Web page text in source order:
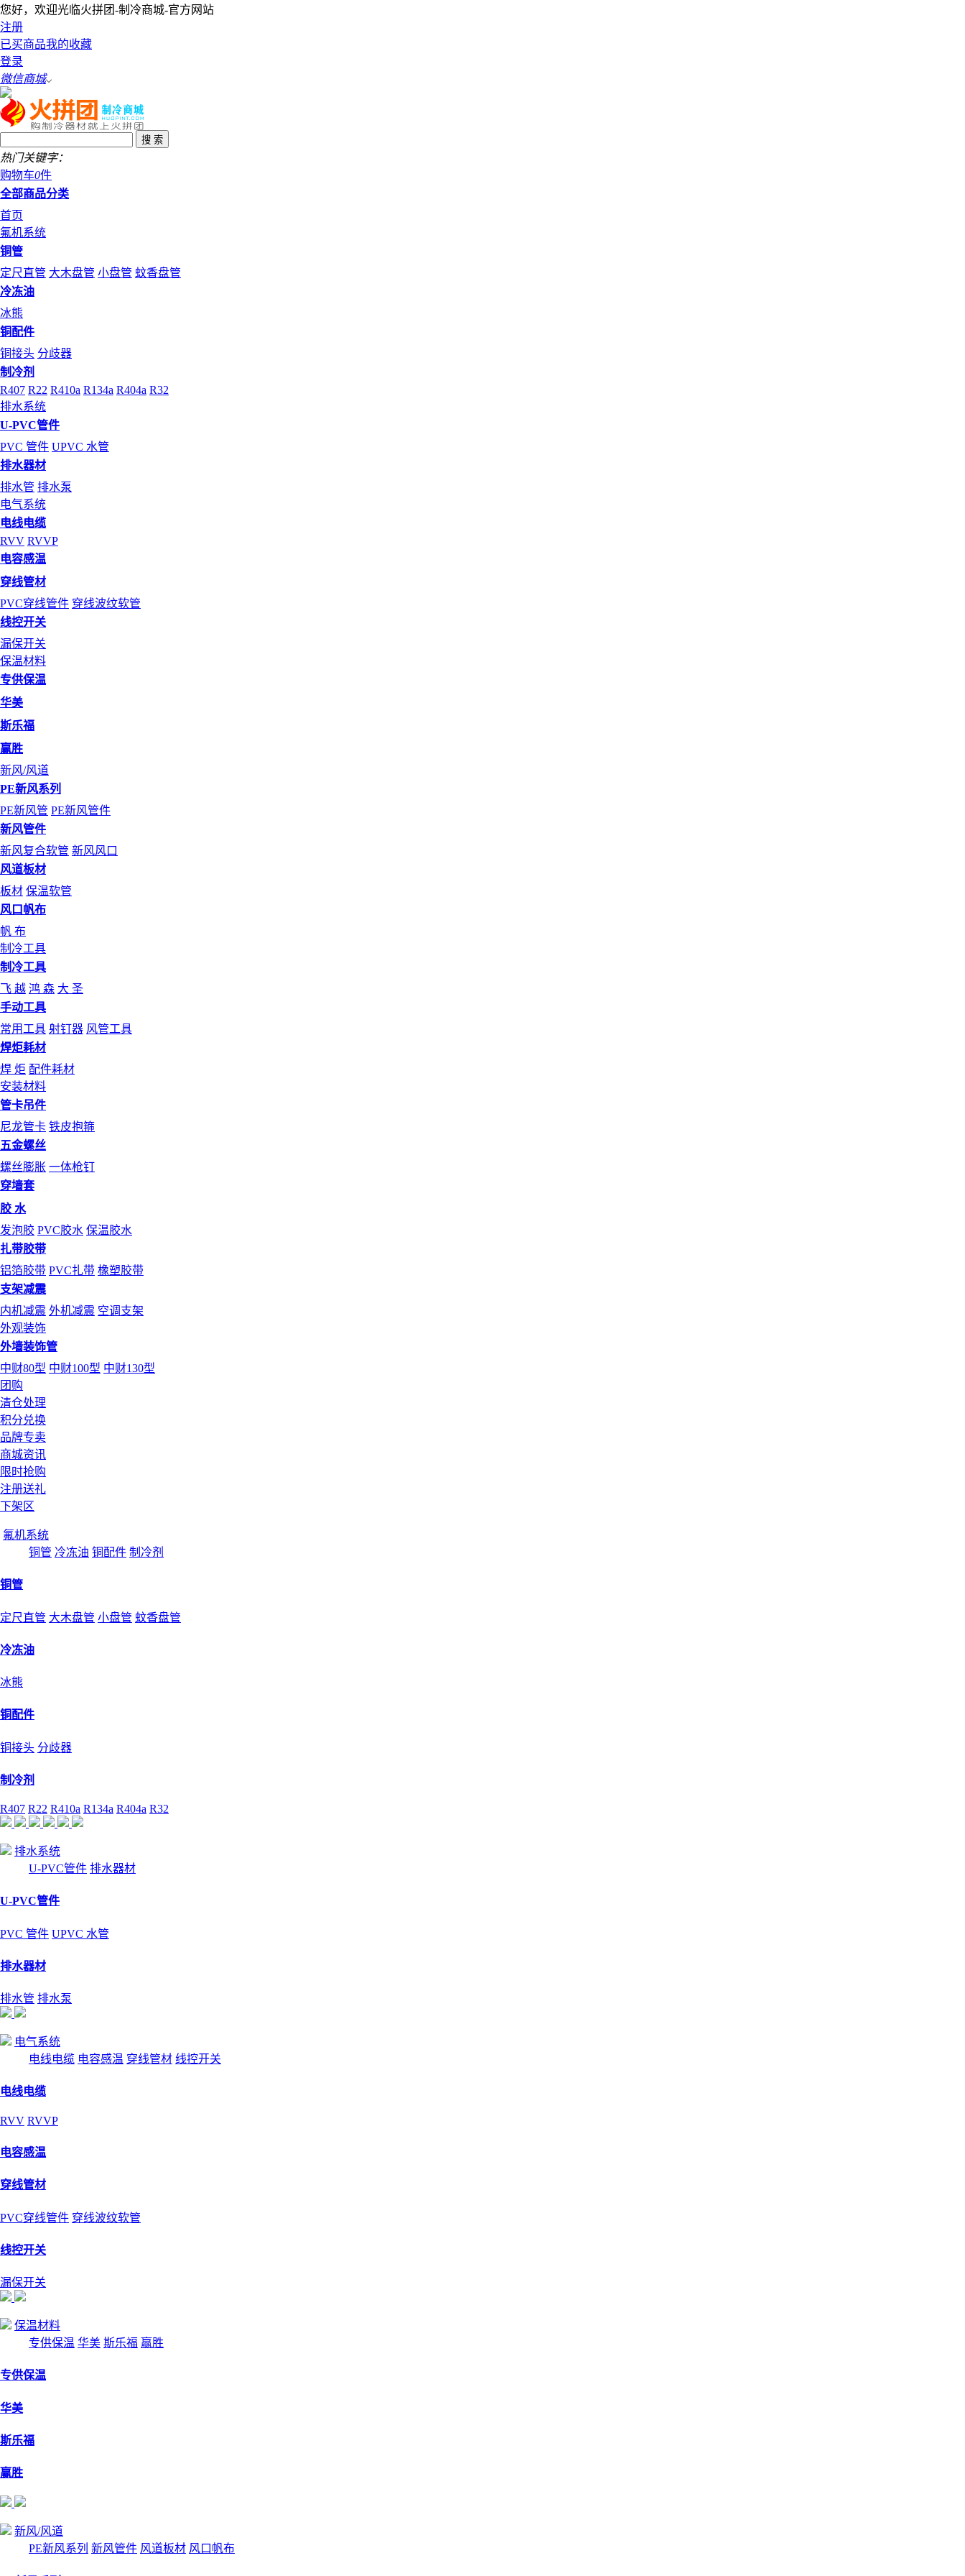
您好，欢迎光临火拼团-制冷商城-官方网站
注册
已买商品我的收藏
登录
微信商城
热门关键字：
购物车0件
全部商品分类
首页
氟机系统
铜管
定尺直管 大木盘管 小盘管 蚊香盘管
冷冻油
冰熊
铜配件
铜接头 分歧器
制冷剂
R407 R22 R410a R134a R404a R32
排水系统
U-PVC管件
PVC 管件 UPVC 水管
排水器材
排水管 排水泵
电气系统
电线电缆
RVV RVVP
电容感温
穿线管材
PVC穿线管件 穿线波纹软管
线控开关
漏保开关
保温材料
专供保温
华美
斯乐福
赢胜
新风/风道
PE新风系列
PE新风管 PE新风管件
新风管件
新风复合软管 新风风口
风道板材
板材 保温软管
风口帆布
帆 布
制冷工具
制冷工具
飞 越 鸿 森 大 圣
手动工具
常用工具 射钉器 风管工具
焊炬耗材
焊 炬 配件耗材
安装材料
管卡吊件
尼龙管卡 铁皮抱箍
五金螺丝
螺丝膨胀 一体枪钉
穿墙套
胶 水
发泡胶 PVC胶水 保温胶水
扎带胶带
铝箔胶带 PVC扎带 橡塑胶带
支架减震
内机减震 外机减震 空调支架
外观装饰
外墙装饰管
中财80型 中财100型 中财130型
团购
清仓处理
积分兑换
品牌专卖
商城资讯
限时抢购
注册送礼
下架区
氟机系统
铜管 冷冻油 铜配件 制冷剂
铜管
定尺直管 大木盘管 小盘管 蚊香盘管
冷冻油
冰熊
铜配件
铜接头 分歧器
制冷剂
R407 R22 R410a R134a R404a R32
排水系统
U-PVC管件 排水器材
U-PVC管件
PVC 管件 UPVC 水管
排水器材
排水管 排水泵
电气系统
电线电缆 电容感温 穿线管材 线控开关
电线电缆
RVV RVVP
电容感温
穿线管材
PVC穿线管件 穿线波纹软管
线控开关
漏保开关
保温材料
专供保温 华美 斯乐福 赢胜
专供保温
华美
斯乐福
赢胜
新风/风道
PE新风系列 新风管件 风道板材 风口帆布